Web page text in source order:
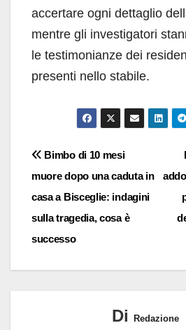
accertare ogni dettaglio
mentre gli investigatori
le testimonianze dei
presenti nello stabile.
Navigazione
articoli
Bimbo di 10 mesi
muore dopo una caduta in
casa a Bisceglie: indagini
sulla tragedia, cosa è
successo
Di Redazione